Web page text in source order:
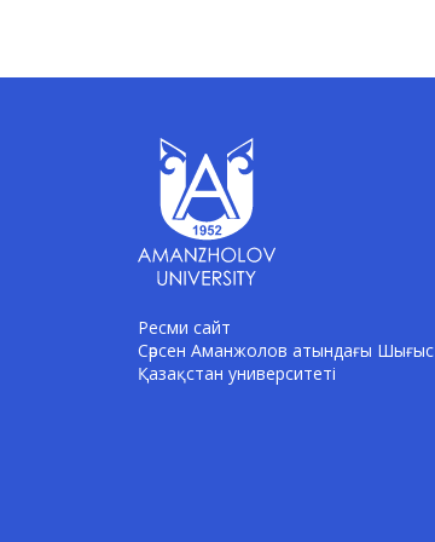
Ресми сайт
Сәрсен Аманжолов атындағы Шығыс
Қазақстан университеті